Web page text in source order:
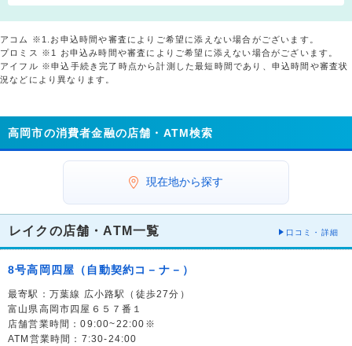
アコム ※1.お申込時間や審査によりご希望に添えない場合がございます。
プロミス ※1 お申込み時間や審査によりご希望に添えない場合がございます。
アイフル ※申込手続き完了時点から計測した最短時間であり、申込時間や審査状
況などにより異なります。
高岡市の消費者金融の店舗・ATM検索
現在地から探す
レイクの店舗・ATM一覧 口コミ・詳細
8号高岡四屋（自動契約コ－ナ－）
最寄駅：万葉線 広小路駅（徒歩27分）
富山県高岡市四屋６５７番１
店舗営業時間：09:00~22:00※
ATM営業時間：7:30-24:00